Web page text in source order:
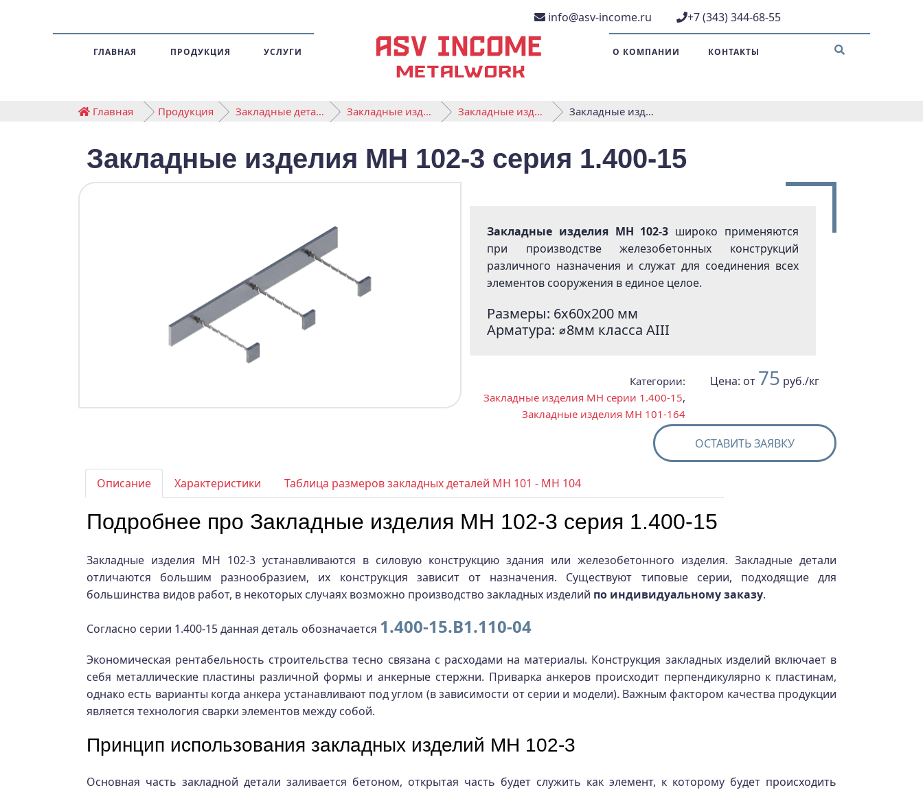
info@asv-income.ru +7 (343) 344-68-55
ГЛАВНАЯ ПРОДУКЦИЯ УСЛУГИ О КОМПАНИИ КОНТАКТЫ
Главная Продукция Закладные детали Закладные изделия МН серии 1.400-15 Закладные изделия МН 101-164 Закладные изделия МН 102-3 серия 1.400-15
Закладные изделия МН 102-3 серия 1.400-15
Закладные изделия МН 102-3 широко применяются
при производстве железобетонных конструкций
различного назначения и служат для соединения всех
элементов сооружения в единое целое.
Размеры: 6x60x200 мм
Арматура: ⌀8мм класса АIII
Категории:
Закладные изделия МН серии 1.400-15,
Закладные изделия МН 101-164
Цена: от 75 руб./кг
ОСТАВИТЬ ЗАЯВКУ
Описание Характеристики Таблица размеров закладных деталей МН 101 - МН 104
Подробнее про Закладные изделия МН 102-3 серия 1.400-15
Закладные изделия МН 102-3 устанавливаются в силовую конструкцию здания или железобетонного изделия. Закладные детали
отличаются большим разнообразием, их конструкция зависит от назначения. Существуют типовые серии, подходящие для
большинства видов работ, в некоторых случаях возможно производство закладных изделий по индивидуальному заказу.
Согласно серии 1.400-15 данная деталь обозначается 1.400-15.В1.110-04
Экономическая рентабельность строительства тесно связана с расходами на материалы. Конструкция закладных изделий включает в
себя металлические пластины различной формы и анкерные стержни. Приварка анкеров происходит перпендикулярно к пластинам,
однако есть варианты когда анкера устанавливают под углом (в зависимости от серии и модели). Важным фактором качества продукции
является технология сварки элементов между собой.
Принцип использования закладных изделий МН 102-3
Основная часть закладной детали заливается бетоном, открытая часть будет служить как элемент, к которому будет происходить